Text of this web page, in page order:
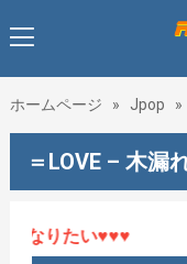
ホームページ » Jpop »
＝LOVE – 木漏
りたい♥♥♥